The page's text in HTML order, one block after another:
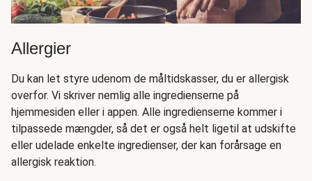
Allergier
Du kan let styre udenom de måltidskasser, du er allergisk
overfor. Vi skriver nemlig alle ingredienserne på
hjemmesiden eller i appen. Alle ingredienserne kommer i
tilpassede mængder, så det er også helt ligetil at udskifte
eller udelade enkelte ingredienser, der kan forårsage en
allergisk reaktion.